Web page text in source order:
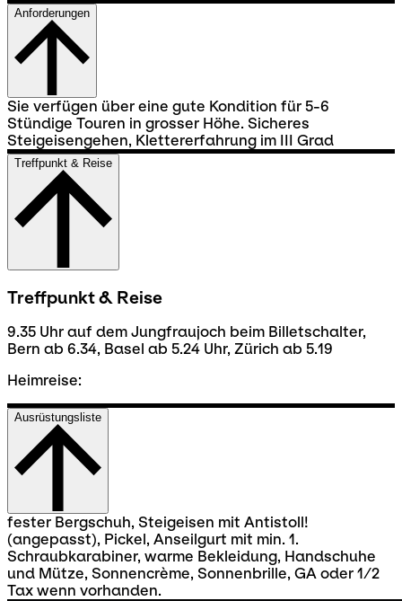
Anforderungen
Sie verfügen über eine gute Kondition für 5-6
Stündige Touren in grosser Höhe. Sicheres
Steigeisengehen, Klettererfahrung im III Grad
Treffpunkt & Reise
Treffpunkt & Reise
9.35 Uhr auf dem Jungfraujoch beim Billetschalter,
Bern ab 6.34, Basel ab 5.24 Uhr, Zürich ab 5.19
Heimreise:
Ausrüstungsliste
fester Bergschuh, Steigeisen mit Antistoll!
(angepasst), Pickel, Anseilgurt mit min. 1.
Schraubkarabiner, warme Bekleidung, Handschuhe
und Mütze, Sonnencrème, Sonnenbrille, GA oder 1/2
Tax wenn vorhanden.